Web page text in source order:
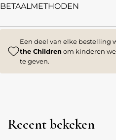
BETAALMETHODEN
Een deel van elke bestelling
the Children om kinderen
te geven.
Recent bekeken